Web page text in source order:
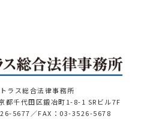
ラス総合法律事務所
都千代田区鍛冶町1-8-1 SRビル7F
5677／FAX：03-3526-5678